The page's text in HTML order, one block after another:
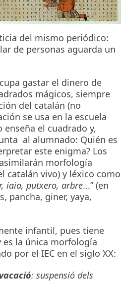
del mismo periódico:
de personas aguarda un
gastar el dinero de
mágicos, siempre
del catalán (no
se usa en la escuela
el cuadrado y,
al alumnado: Quién es
este enigma? Los
morfología
catalán vivo) y léxico como
iaia, putxero, arbre...” (en
pancha, giner, yaya,
infantil, pues tiene
es la única morfología
por el IEC en el siglo XX:
: suspensió dels